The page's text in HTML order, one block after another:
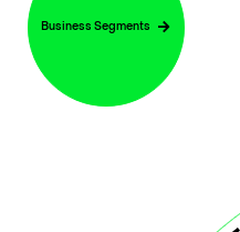
Business Segments